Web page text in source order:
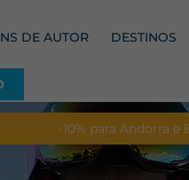
DE AUTOR DESTINOS
-10% para Andorra e